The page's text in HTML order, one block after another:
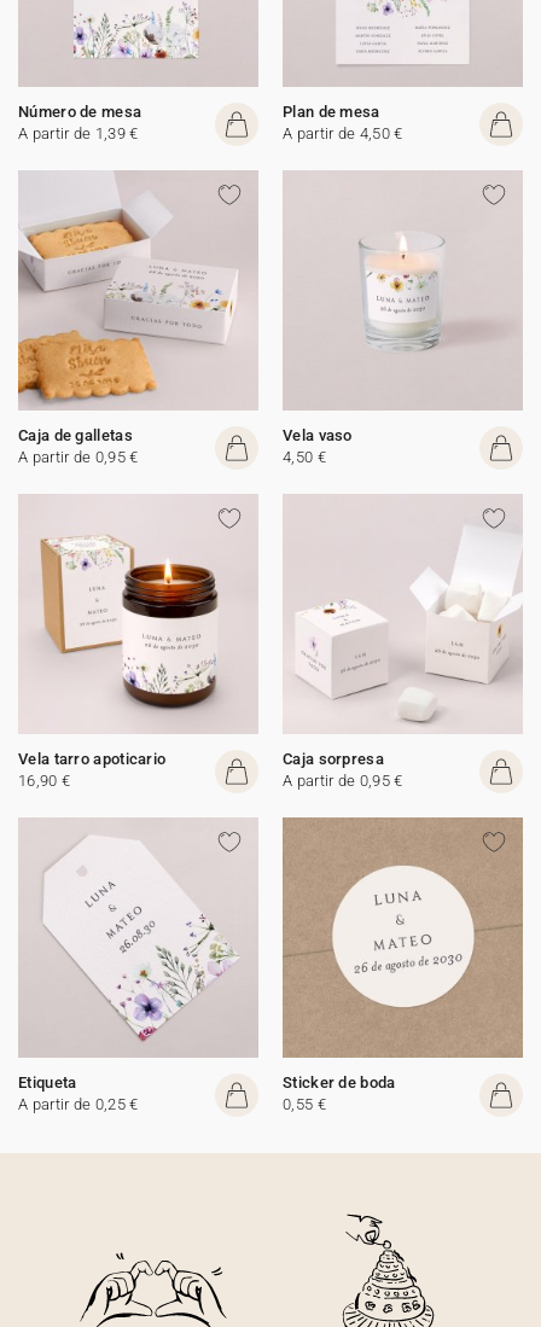
Número de mesa
A partir de 1,39 €
Plan de mesa
A partir de 4,50 €
Caja de galletas
A partir de 0,95 €
Vela vaso
4,50 €
Vela tarro apoticario
16,90 €
Caja sorpresa
A partir de 0,95 €
Etiqueta
A partir de 0,25 €
Sticker de boda
0,55 €